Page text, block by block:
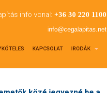
info vonal: +36 30 220 1100
info@cegalapitas.net
KAPCSOLAT IRODÁK